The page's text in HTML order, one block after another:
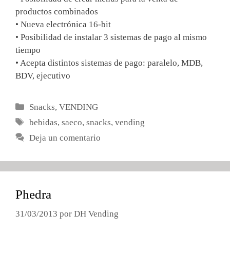
productos combinados
• Nueva electrónica 16-bit
• Posibilidad de instalar 3 sistemas de pago al mismo
tiempo
• Acepta distintos sistemas de pago: paralelo, MDB,
BDV, ejecutivo
Categorías
Snacks,VENDING
Etiquetas
bebidas,saeco,snacks,vending
Deja un comentario
Phedra
31/03/2013 por DH Vending